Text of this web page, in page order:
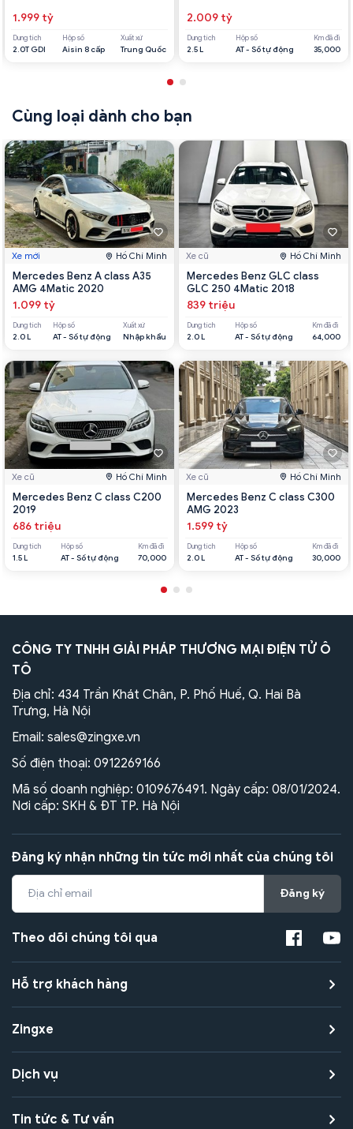
1.999 tỷ
Dung tích
2.0T GDI
Hộp số
Aisin 8 cấp
Xuất xứ
Trung Quốc
2.009 tỷ
Dung tích
2.5 L
Hộp số
AT - Số tự động
Km đã đi
35,000
Cùng loại dành cho bạn
Xe mới Hồ Chí Minh
Mercedes Benz A class A35
AMG 4Matic 2020
1.099 tỷ
Dung tích
2.0 L
Hộp số
AT - Số tự động
Xuất xứ
Nhập khẩu
Xe cũ Hồ Chí Minh
Mercedes Benz C class C200
2019
686 triệu
Dung tích
1.5 L
Hộp số
AT - Số tự động
Km đã đi
70,000
Xe cũ Hồ Chí Minh
Mercedes Benz GLC class
GLC 250 4Matic 2018
839 triệu
Dung tích
2.0 L
Hộp số
AT - Số tự động
Km đã đi
64,000
Xe cũ Hồ Chí Minh
Mercedes Benz C class C300
AMG 2023
1.599 tỷ
Dung tích
2.0 L
Hộp số
AT - Số tự động
Km đã đi
30,000
CÔNG TY TNHH GIẢI PHÁP THƯƠNG MẠI ĐIỆN TỬ Ô
TÔ
Địa chỉ: 434 Trần Khát Chân, P. Phố Huế, Q. Hai Bà
Trưng, Hà Nội
Email: sales@zingxe.vn
Số điện thoại: 0912269166
Mã số doanh nghiệp: 0109676491. Ngày cấp: 08/01/2024.
Nơi cấp: SKH & ĐT TP. Hà Nội
Đăng ký nhận những tin tức mới nhất của chúng tôi
Đăng ký
Theo dõi chúng tôi qua
Hỗ trợ khách hàng
Zingxe
Dịch vụ
Tin tức & Tư vấn